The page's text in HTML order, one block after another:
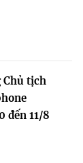
Chủ tịch
đến 11/8